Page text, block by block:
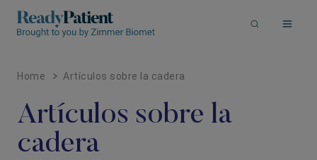
Un
Un
Home Artículos sobre la cadera
Artículos sobre la
cadera